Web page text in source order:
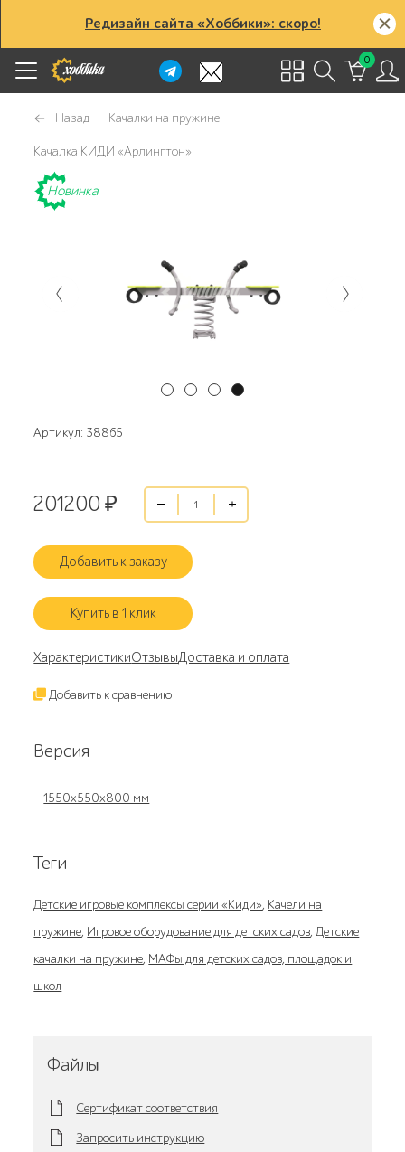
Редизайн сайта «Хоббики»: скоро!
0
Назад Качалки на пружине
Качалка КИДИ «Арлингтон»
Новинка
Артикул: 38865
201200 ₽
Добавить к заказу
Купить в 1 клик
ХарактеристикиОтзывыДоставка и оплата
Добавить к сравнению
Версия
1550x550x800 мм
Теги
Детские игровые комплексы серии «Киди», Качели на
пружине, Игровое оборудование для детских садов,Детские
качалки на пружине, МАФы для детских садов, площадок и
школ
Файлы
Сертификат соответствия
Запросить инструкцию